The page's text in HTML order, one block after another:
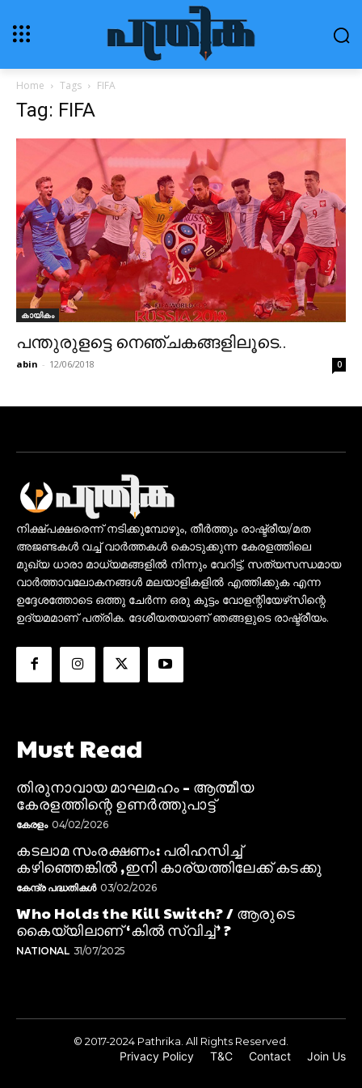
Home Tags FIFA
Tag: FIFA
കായികം
പന്തുരുളട്ടെ നെഞ്ചകങ്ങളിലൂടെ..
abin - 12/06/2018 0
നിക്ഷ്പക്ഷരെന്ന് നടിക്കുമ്പോഴും, തീർത്തും രാഷ്ട്രീയ/മത
അജണ്ടകൾ വച്ച് വാർത്തകൾ കൊടുക്കുന്ന കേരളത്തിലെ
മുഖ്യ ധാരാ മാധ്യമങ്ങളിൽ നിന്നും വേറിട്ട്, സത്യസന്ധമായ
വാർത്താവലോകനങ്ങൾ മലയാളികളിൽ എത്തിക്കുക എന്ന
ഉദ്ദേശത്തോടെ ഒത്തു ചേർന്ന ഒരു കൂട്ടം വോളന്റിയേഴ്‌സിന്റെ
ഉദ്യമമാണ് പത്രിക. ദേശീയതയാണ് ഞങ്ങളുടെ രാഷ്ട്രീയം.
Must Read
തിരുനാവായ മാഘമഹം – ആത്മീയ
കേരളത്തിന്റെ ഉണർത്തുപാട്ട്
കേരളം 04/02/2026
കടലാമ സംരക്ഷണം: പരിഹസിച്ച്
കഴിഞ്ഞെങ്കിൽ ,ഇനി കാര്യത്തിലേക്ക് കടക്കു
കേന്ദ്ര പദ്ധതികൾ 03/02/2026
Who Holds the Kill Switch? / ആരുടെ
കൈയ്യിലാണ് ‘കിൽ സ്വിച്ച്’ ?
NATIONAL 31/07/2025
© 2017-2024 Pathrika. All Rights Reserved.
Privacy Policy T&C Contact Join Us